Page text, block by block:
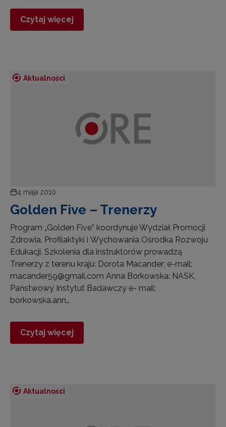
Czytaj więcej
Aktualności
4 maja 2010
Golden Five – Trenerzy
Program „Golden Five” koordynuje Wydział Promocji
Zdrowia, Profilaktyki i Wychowania Ośrodka Rozwoju
Edukacji. Szkolenia dla instruktorów prowadzą
Trenerzy z terenu kraju: Dorota Macander; e-mail:
macander59@gmail.com Anna Borkowska: NASK,
Państwowy Instytut Badawczy e- mail:
borkowska.ann…
Czytaj więcej
Aktualności